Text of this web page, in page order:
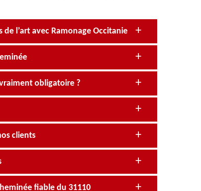
de l’art avec Ramonage Occitanie
obligatoire ?
clients
fiable du 31110